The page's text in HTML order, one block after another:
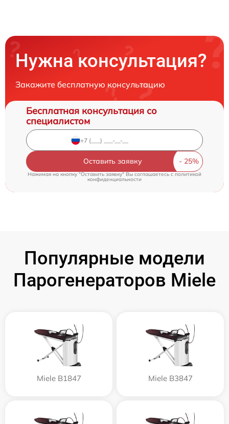
Нужна консультация?
Закажите бесплатную консультацию
Бесплатная консультация со
специалистом
Оставить заявку
Нажимая на кнопку "Оставить заявку" Вы соглашаетесь cполитикой
конфиденциальности
Популярные модели
Парогенераторов Miele
Miele B1847 Miele B3847